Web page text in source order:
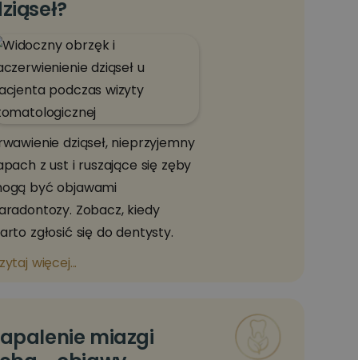
dziąseł, nieprzyjemny
z ust i ruszające się zęby
być objawami
Zobacz, kiedy
zgłosić się do dentysty.
więcej...
miazgi